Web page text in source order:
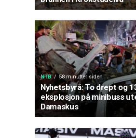
NTB 58 minutter siden
Nyhetsbyrå: To drept og
eksplosjon på minibuss
Damaskus